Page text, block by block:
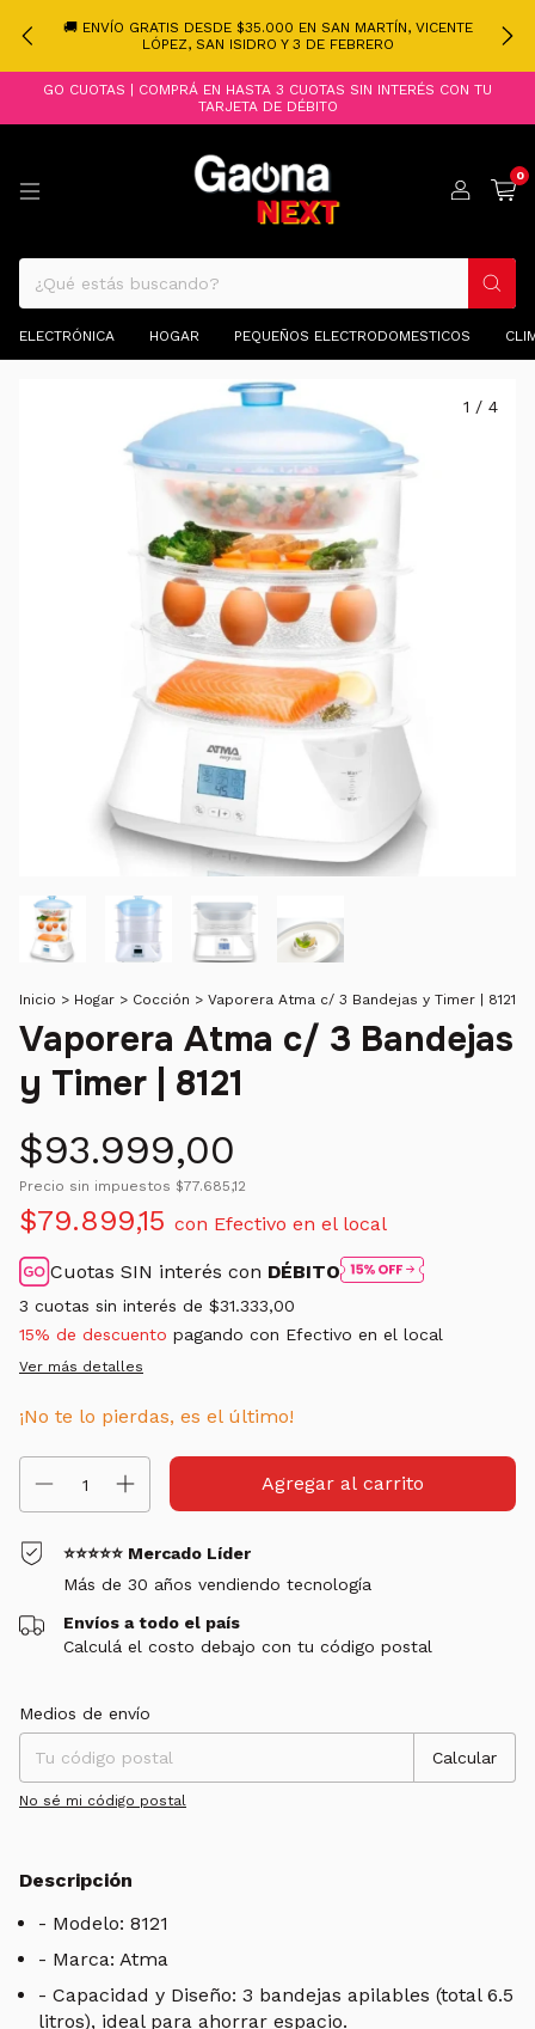
🚚 ENVÍO GRATIS DESDE $35.000 EN SAN MARTÍN, VICENTE
LÓPEZ, SAN ISIDRO Y 3 DE FEBRERO
GO CUOTAS | COMPRÁ EN HASTA 3 CUOTAS SIN INTERÉS CON TU
TARJETA DE DÉBITO
0
ELECTRÓNICA HOGAR PEQUEÑOS ELECTRODOMESTICOS
1 / 4
Inicio > Hogar > Cocción > Vaporera Atma c/ 3 Bandejas y Timer | 8121
Vaporera Atma c/ 3 Bandejas
y Timer | 8121
$93.999,00
Precio sin impuestos $77.685,12
$79.899,15 con Efectivo en el local
Cuotas SIN interés con DÉBITO
3 cuotas sin interés de $31.333,00
15% de descuento pagando con Efectivo en el local
Ver más detalles
¡No te lo pierdas, es el último!
⭐⭐⭐⭐⭐ Mercado Líder
Más de 30 años vendiendo tecnología
Envíos a todo el país
Calculá el costo debajo con tu código postal
Entregas para el CP:
Medios de envío
Calcular
No sé mi código postal
Descripción
- Modelo: 8121
- Marca: Atma
- Capacidad y Diseño: 3 bandejas apilables (total 6.5
litros), ideal para ahorrar espacio.